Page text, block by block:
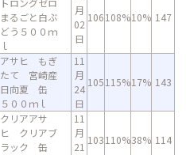
トロングゼロ
まるごと白ぶ
どう５００ｍ
ｌ
月
02
日
106108%10% 147
アサヒ もぎ
たて 宮崎産
日向夏 缶
５００ｍｌ
11
月
24
日
105115%17% 143
クリアアサ
ヒ クリアブ
ラック 缶
11
月
21
103110%38% 114